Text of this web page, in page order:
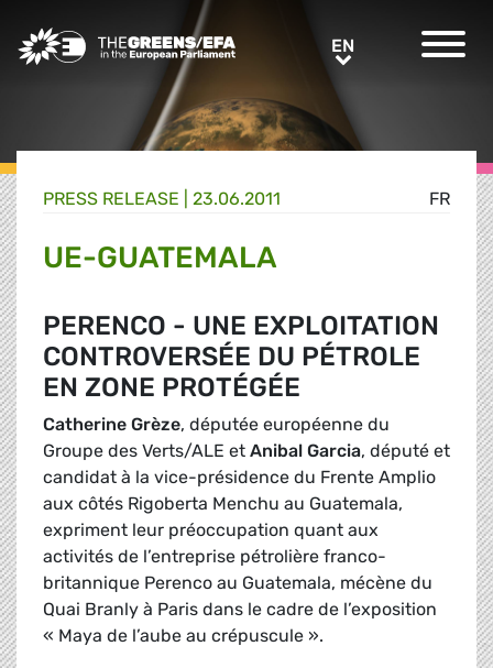
Greens/EFA Home EN
FR
PRESS RELEASE 23.06.2011
UE-GUATEMALA
PERENCO - UNE EXPLOITATION
CONTROVERSÉE DU PÉTROLE
EN ZONE PROTÉGÉE
Catherine Grèze, députée européenne du
Groupe des Verts/ALE et Anibal Garcia, député et
candidat à la vice-présidence du Frente Amplio
aux côtés Rigoberta Menchu au Guatemala,
expriment leur préoccupation quant aux
activités de l’entreprise pétrolière franco-
britannique Perenco au Guatemala, mécène du
Quai Branly à Paris dans le cadre de l’exposition
« Maya de l’aube au crépuscule ».